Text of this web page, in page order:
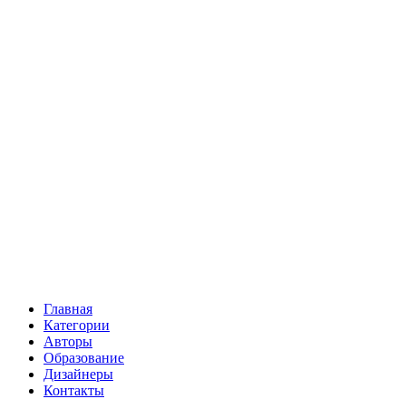
Главная
Категории
Авторы
Образование
Дизайнеры
Контакты